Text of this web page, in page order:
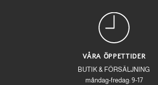
VÅRA ÖPPETTIDER
BUTIK & FÖRSÄLJNING
måndag-fredag: 9-17